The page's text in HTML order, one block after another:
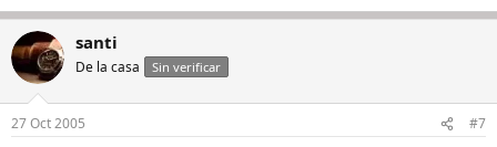
santi
De la casa Sin verificar
27 Oct 2005 #7